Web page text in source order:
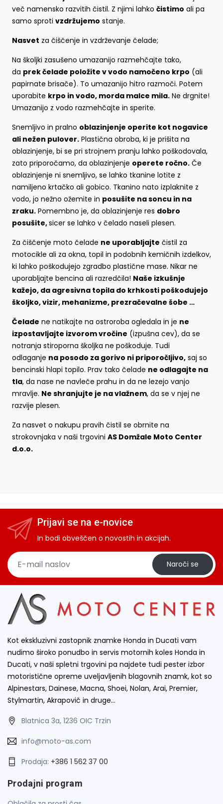
več namensko razvitih čistil. Z njimi lahko čistimo ali pa
samo sproti vzdržujemo stanje.
Nasvet za čiščenje in vzdrževanje čelade;
Na školjki zasušeno umazanijo razmehčajte tako,
da prek čelade položite v vodo namočeno krpo (ali
papirnate brisače). To umazanijo hitro razmoči. Potem
uporabite krpo in vodo, morda malce mila. Ne drgnite!
Umazanijo z vodo razmehčajte in sperite.
Snemljivo in pralno oblazinjenje operite kot nogavice
ali nežen pulover. Plastična obroba, ki je prišita na
oblazinjenje, bi se pri strojnem pranju lahko poškodovala,
zato priporočamo, da oblazinjenje operete ročno. Če
oblazinjenje ni snemljivo, se lahko tkanine lotite z
namiljeno krtačko ali gobico. Tkanino nato izplaknite z
vodo, jo nežno ožemite in posušite na soncu in na
zraku. Pomembno je, da oblazinjenje res dobro
posušite,sicer se lahko v čelado naseli plesen.
Za čiščenje moto čelade ne uporabljajte čistil za
motocikle ali za okna, topil in podobnih kemičnih izdelkov,
ki lahko poškodujejo zgradbo plastične mase. Nikar ne
uporabljajte bencina ali razredčila! Naše izkušnje
kažejo, da agresivna topila do krhkosti poškodujejo
školjko, vizir, mehanizme, prezračevalne šobe …
Čelade ne natikajte na ostroroba ogledala in je ne
izpostavljajte izvorom vročine (izpušna cev), da se
notranja stiroporna školjka ne poškoduje. Tudi
odlaganje na posodo za gorivo ni priporočljivo, saj so
bencinski hlapi topilo. Prav tako čelade ne odlagajte na
tla, da nase ne navleče prahu in da ne lezejo vanjo
mravlje. Ne shranjujte je na vlažnem, da se v njej ne
razvije plesen.
Za nasvet o nakupu pravih čistil se obrnite na
strokovnjaka v naši trgovini AS Domžale Moto Center
d.o.o.
Prijavi se na e-novice
In bodi obveščen o novostih in akcijah.
Naroči se
Kot ekskluzivni zastopnik znamke Honda in Ducati vam
nudimo široko ponudbo in servis motornih koles Honda in
Ducati, v naši spletni trgovini pa najdete tudi pester izbor
motoristične opreme uveljavljenih blagovnih znamk, kot so
Alpinestars, Dainese, Macna, Shoei, Nolan, Arai, Premier,
Stylmartin, Akrapovič in druge…
Blatnica 3a, 1236 OIC Trzin
info@moto-as.com
Prodaja: +386 1 562 37 00
Prodajni program